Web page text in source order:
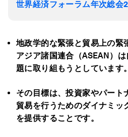
世界経済フォーラム年次総会
地政学的な緊張と貿易上の緊
アジア諸国連合（ASEAN）
題に取り組もうとしています。
その目標は、投資家やパート
貿易を行うためのダイナミッ
を提供することです。